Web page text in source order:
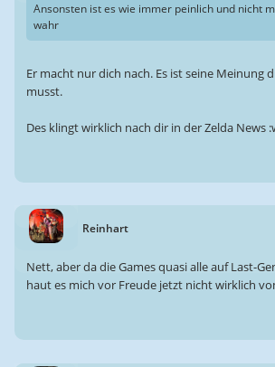
Ansonsten ist es wie immer peinlich und nicht
wahr
Er macht nur dich nach. Es ist seine Meinung
musst.
Des klingt wirklich nach dir in der Zelda News
Reinhart
Nett, aber da die Games quasi alle auf Last-
haut es mich vor Freude jetzt nicht wirklich